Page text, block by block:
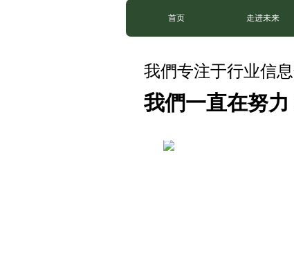
首页 走进未来
我們专注于行业信
我們一直在努力